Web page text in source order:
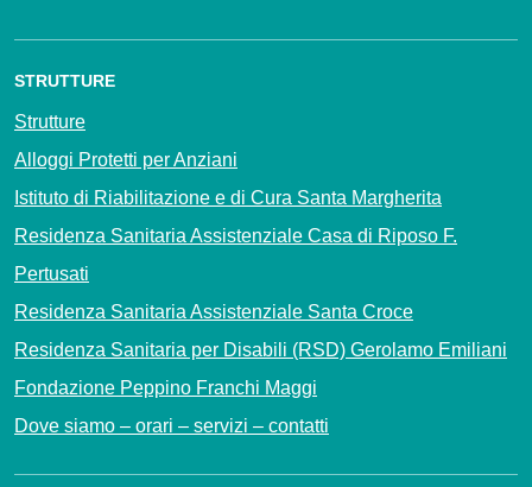
STRUTTURE
Strutture
Alloggi Protetti per Anziani
Istituto di Riabilitazione e di Cura Santa Margherita
Residenza Sanitaria Assistenziale Casa di Riposo F.
Pertusati
Residenza Sanitaria Assistenziale Santa Croce
Residenza Sanitaria per Disabili (RSD) Gerolamo Emiliani
Fondazione Peppino Franchi Maggi
Dove siamo – orari – servizi – contatti